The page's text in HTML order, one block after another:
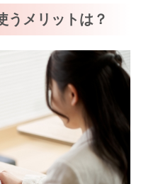
うメリットは？